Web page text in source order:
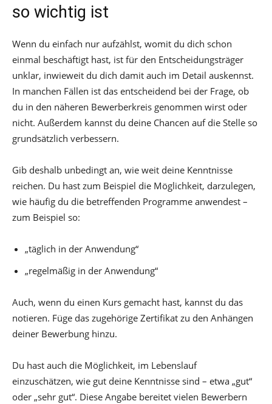
so wichtig ist
Wenn du einfach nur aufzählst, womit du dich schon
einmal beschäftigt hast, ist für den Entscheidungsträger
unklar, inwieweit du dich damit auch im Detail auskennst.
In manchen Fällen ist das entscheidend bei der Frage, ob
du in den näheren Bewerberkreis genommen wirst oder
nicht. Außerdem kannst du deine Chancen auf die Stelle so
grundsätzlich verbessern.
Gib deshalb unbedingt an, wie weit deine Kenntnisse
reichen. Du hast zum Beispiel die Möglichkeit, darzulegen,
wie häufig du die betreffenden Programme anwendest –
zum Beispiel so:
„täglich in der Anwendung“
„regelmäßig in der Anwendung“
Auch, wenn du einen Kurs gemacht hast, kannst du das
notieren. Füge das zugehörige Zertifikat zu den Anhängen
deiner Bewerbung hinzu.
Du hast auch die Möglichkeit, im Lebenslauf
einzuschätzen, wie gut deine Kenntnisse sind – etwa „gut“
oder „sehr gut“. Diese Angabe bereitet vielen Bewerbern